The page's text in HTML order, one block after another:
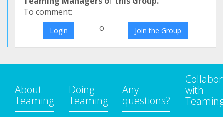
To comment:
Login o Join the Group
About
Teaming
Doing
Teaming
Any
questions?
with